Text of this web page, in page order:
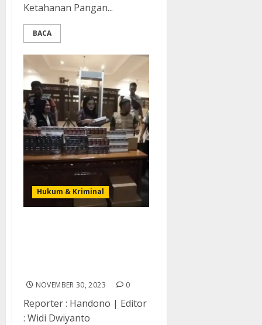
Ketahanan Pangan...
BACA
Hukum & Kriminal
NOVEMBER 30, 2023 0
Reporter : Handono | Editor
: Widi Dwiyanto